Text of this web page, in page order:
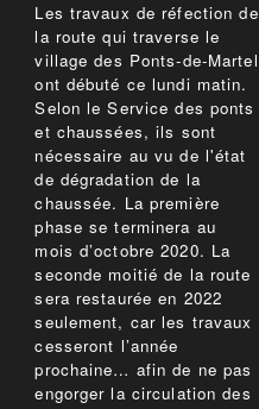
Les travaux de réfection de
la route qui traverse le
village des Ponts-de-Martel
ont débuté ce lundi matin.
Selon le Service des ponts
et chaussées, ils sont
nécessaire au vu de l'état
de dégradation de la
chaussée. La première
phase se terminera au
mois d’octobre 2020. La
seconde moitié de la route
sera restaurée en 2022
seulement, car les travaux
cesseront l’année
prochaine… afin de ne pas
engorger la circulation des